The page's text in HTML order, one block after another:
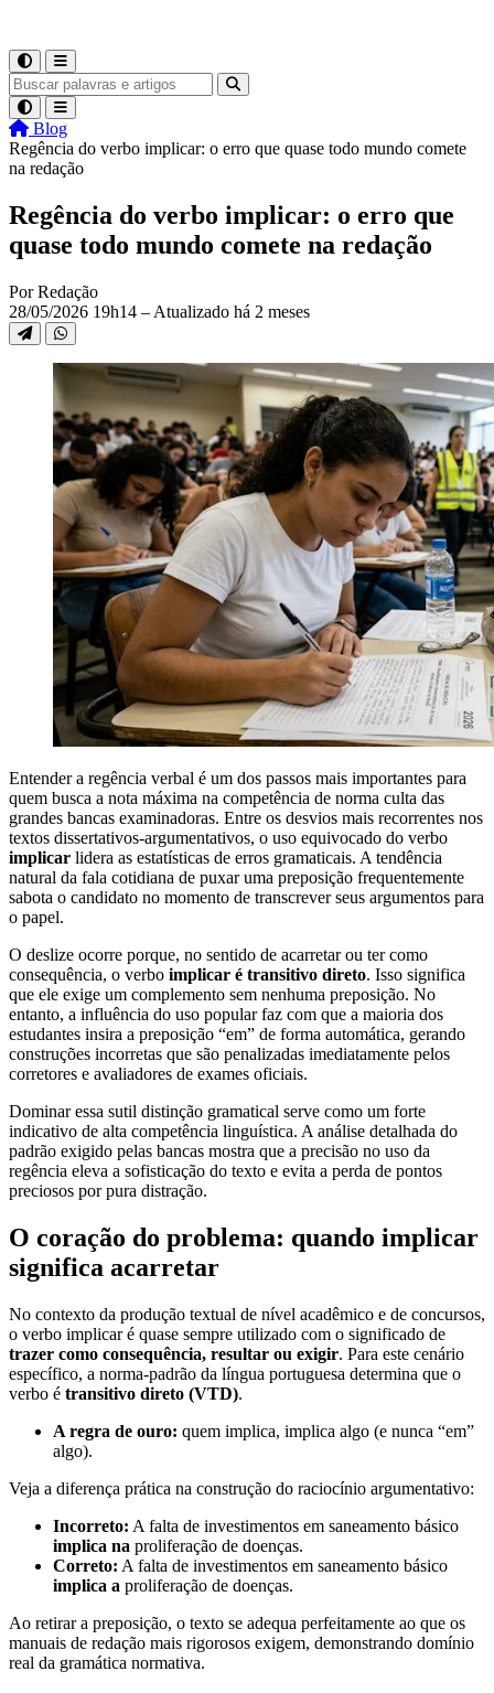
Blog
Regência do verbo implicar: o erro que quase todo mundo comete
na redação
Regência do verbo implicar: o erro que
quase todo mundo comete na redação
Por Redação
28/05/2026 19h14 – Atualizado há 2 meses
Entender a regência verbal é um dos passos mais importantes para
quem busca a nota máxima na competência de norma culta das
grandes bancas examinadoras. Entre os desvios mais recorrentes nos
textos dissertativos-argumentativos, o uso equivocado do verbo
implicar lidera as estatísticas de erros gramaticais. A tendência
natural da fala cotidiana de puxar uma preposição frequentemente
sabota o candidato no momento de transcrever seus argumentos para
o papel.
O deslize ocorre porque, no sentido de acarretar ou ter como
consequência, o verbo implicar é transitivo direto. Isso significa
que ele exige um complemento sem nenhuma preposição. No
entanto, a influência do uso popular faz com que a maioria dos
estudantes insira a preposição “em” de forma automática, gerando
construções incorretas que são penalizadas imediatamente pelos
corretores e avaliadores de exames oficiais.
Dominar essa sutil distinção gramatical serve como um forte
indicativo de alta competência linguística. A análise detalhada do
padrão exigido pelas bancas mostra que a precisão no uso da
regência eleva a sofisticação do texto e evita a perda de pontos
preciosos por pura distração.
O coração do problema: quando implicar
significa acarretar
No contexto da produção textual de nível acadêmico e de concursos,
o verbo implicar é quase sempre utilizado com o significado de
trazer como consequência, resultar ou exigir. Para este cenário
específico, a norma-padrão da língua portuguesa determina que o
verbo é transitivo direto (VTD).
A regra de ouro: quem implica, implica algo (e nunca “em”
algo).
Veja a diferença prática na construção do raciocínio argumentativo:
Incorreto: A falta de investimentos em saneamento básico
implica na proliferação de doenças.
Correto: A falta de investimentos em saneamento básico
implica a proliferação de doenças.
Ao retirar a preposição, o texto se adequa perfeitamente ao que os
manuais de redação mais rigorosos exigem, demonstrando domínio
real da gramática normativa.